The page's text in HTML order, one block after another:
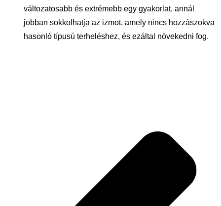
változatosabb és extrémebb egy gyakorlat, annál
jobban sokkolhatja az izmot, amely nincs hozzászokva
hasonló típusú terheléshez, és ezáltal növekedni fog.